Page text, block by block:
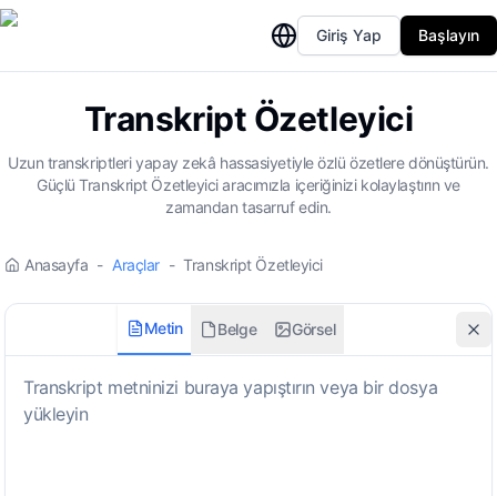
Giriş Yap Başlayın
Transkript Özetleyici
Uzun transkriptleri yapay zekâ hassasiyetiyle özlü özetlere dönüştürün.
Güçlü Transkript Özetleyici aracımızla içeriğinizi kolaylaştırın ve
zamandan tasarruf edin.
Anasayfa - Araçlar - Transkript Özetleyici
Metin Belge Görsel